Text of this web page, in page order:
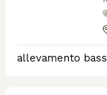
allevamento